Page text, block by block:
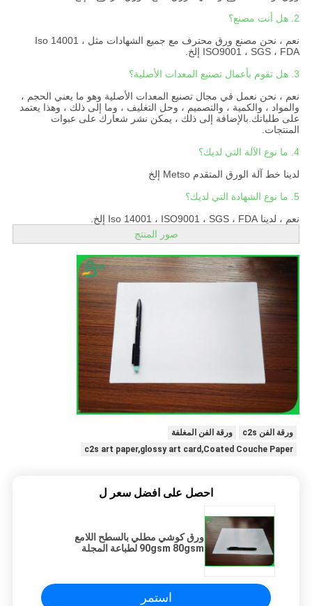
2. هل أنت مصنع؟
نعم ، نحن مصنع ورق محترف مع جميع الشهادات مثل Iso 14001 ،
ISO9001 ، SGS ، FDA إلخ.
3. هل تقوم بأعمال تصنيع المعدات الأصلية؟
نعم ، نحن نعمل في مجال تصنيع المعدات الأصلية وهو ما يعني الحجم ،
والمواد ، والكمية ، والتصميم ، وحل التغليف ، وما إلى ذلك ، وهذا يعتمد
على طلباتك.بالإضافة إلى ذلك ، يمكن نشر شعارك على عبوات
المنتجات.
4. ما نوع الآلة التي لديك؟
لدينا خط آلة الورق المتقدم Metso إلخ
5. ما نوع الشهادة التي لديك؟
نعم ، لدينا Iso 14001 ، ISO9001 ، SGS ، FDA إلخ.
صور المنتج
ورقة الفن c2s
ورقة الفن المغلفة
c2s art paper,glossy art card,Coated Couche Paper
احصل على افضل سعر ل
ورق كوشي مطلي بالسطح اللامع
90gsm 80gsm لطباعة المجلة
استمر